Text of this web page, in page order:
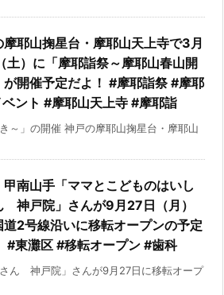
摩耶山掬星台・摩耶山天上寺で3月
土）に「摩耶詣祭～摩耶山春山開
が開催予定だよ！ #摩耶詣祭 #摩耶
ント #摩耶山天上寺 #摩耶詣
～」の開催 神戸の摩耶山掬星台・摩耶山
甲南山手「ママとこどものはいし
神戸院」さんが9月27日（月）
道2号線沿いに移転オープンの予定
#東灘区 #移転オープン #歯科
さん 神戸院」さんが9月27日に移転オープ